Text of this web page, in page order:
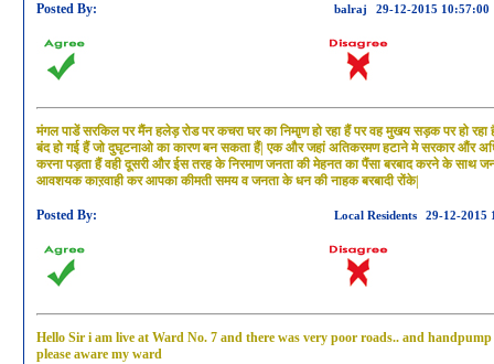
Posted By: balraj 29-12-2015 10:57:00
मंगल पाडें सरकिल पर मैंन हलेड़ रोड पर कचरा घर का निमाृण हो रहा हैं पर वह मुखय सड़क पर हो
बंद हो गई हैं जो दुघृटनाओ का कारण बन सकता हैं| एक और जहां अतिकरमण हटाने मे सरकार औंर
करना पड़ता हैं वही दूसरी और ईस तरह के निरमाण जनता की मेहनत का पैंसा बरबाद करने के साथ
आवशयक काऱवाही कर आपका कीमती समय व जनता के धन की नाहक बरबादी रोंके|
Posted By: Local Residents 29-12-2015
Hello Sir i am live at Ward No. 7 and there was very poor roads.. and
please aware my ward